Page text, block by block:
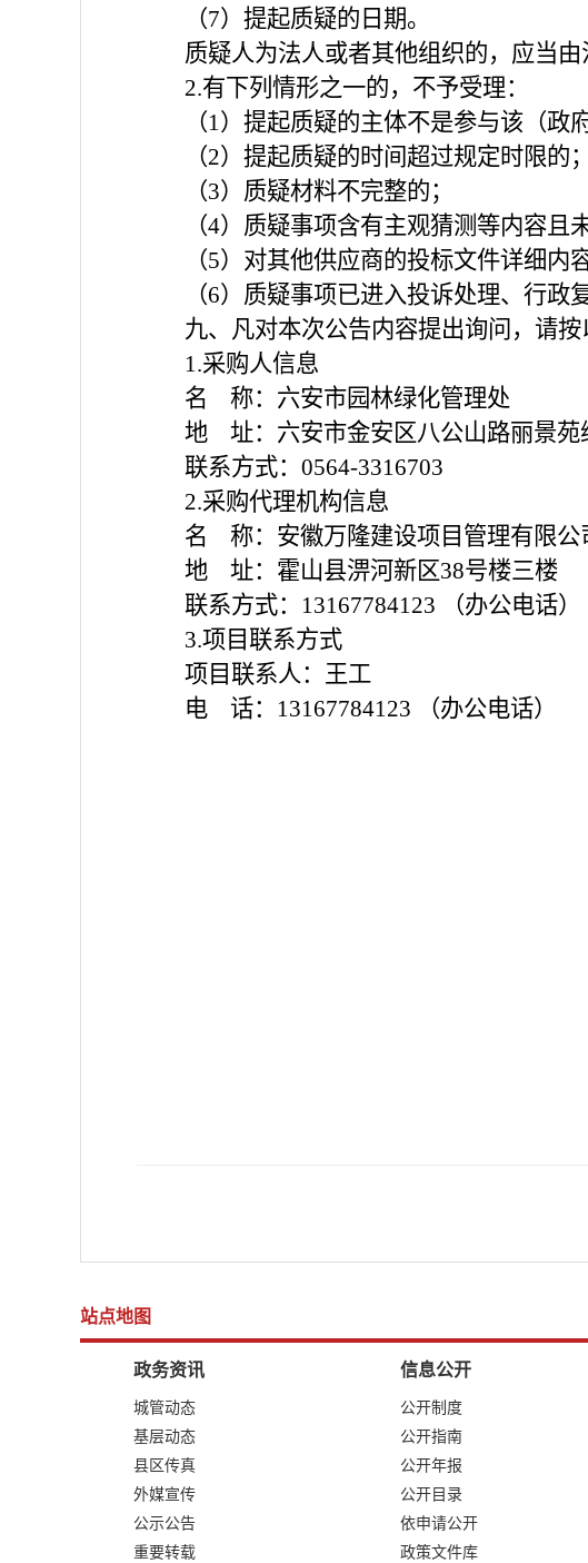
（7）提起质疑的日期。
质疑人为法人或者其他组织的，应当
2.有下列情形之一的，不予受理：
（1）提起质疑的主体不是参与该（政
（2）提起质疑的时间超过规定时限的；
（3）质疑材料不完整的；
（4）质疑事项含有主观猜测等内容且
（5）对其他供应商的投标文件详细内
（6）质疑事项已进入投诉处理、行政
九、凡对本次公告内容提出询问，请按
1.采购人信息
名
称：六安市园林绿化管理处
地
址：六安市金安区八公山路丽景苑
联系方式： 0564-3316703
2.采购代理机构信息
名
称：安徽万隆建设项目管理有限公
地
址：霍山县淠河新区38号楼
联系方式： 13167784123 （办公电
3.项目联系方式
项目联系人：王工
电
话： 13167784123 （办公电话）
站点地图
政务资讯
城管动态
基层动态
县区传真
外媒宣传
公示公告
重要转载
信息公开
公开制度
公开指南
公开年报
公开目录
依申请公开
政策文件库